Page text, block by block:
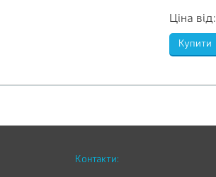
Ціна від:
Контакти: